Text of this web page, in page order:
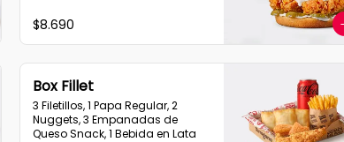
$8.690
Box Fillet
3 Filetillos, 1 Papa Regular, 2
Nuggets, 3 Empanadas de
Queso Snack, 1 Bebida en Lata